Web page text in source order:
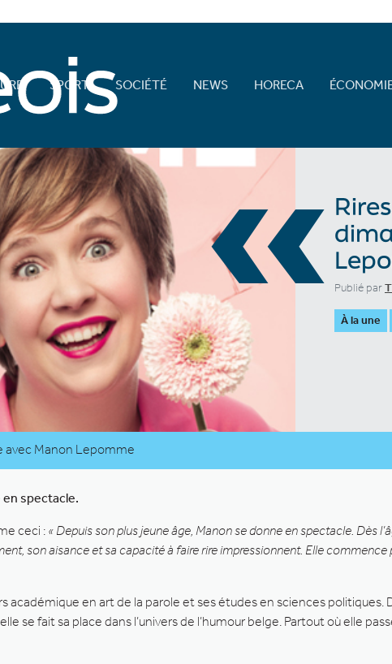
SPORT SOCIÉTÉ NEWS HORECA
« Publié par
À la une
avec Manon Lepomme
en spectacle.
ceci : « Depuis son plus jeune âge, Manon se donne en spectacle. Dès
son aisance et sa capacité à faire rire impressionnent. Elle
académique en art de la parole et ses études en sciences politiques.
se fait sa place dans l’univers de l’humour belge. Partout où elle